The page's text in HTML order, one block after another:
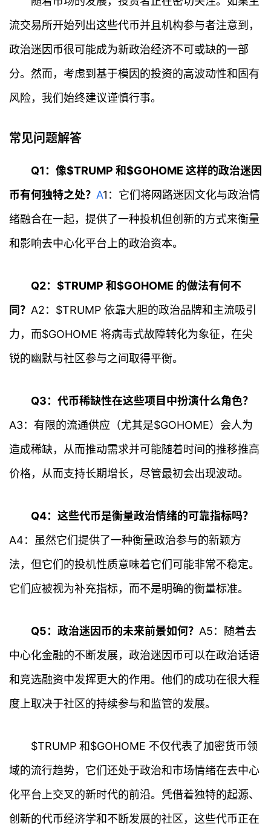
讯
科
流交易所开始列出这些代币并且机构参与者注意到，
政治迷因币很可能成为新政治经济不可或缺的一部
分。然而，考虑到基于模因的投资的高波动性和固有
风险，我们始终建议谨慎行事。
常见问题解答
Q1：像$TRUMP 和$GOHOME 这样的政治迷因
币有何独特之处？ A1：它们将网路迷因文化与政治情
绪融合在一起，提供了一种投机但创新的方式来衡量
和影响去中心化平台上的政治资本。
Q2：$TRUMP 和$GOHOME 的做法有何不
同？ A2：$TRUMP 依靠大胆的政治品牌和主流吸引
力，而$GOHOME 将病毒式故障转化为象征，在尖
锐的幽默与社区参与之间取得平衡。
Q3：代币稀缺性在这些项目中扮演什么角色？
A3：有限的流通供应（尤其是$GOHOME）会人为
造成稀缺，从而推动需求并可能随着时间的推移推高
价格，从而支持长期增长，尽管最初会出现波动。
Q4：这些代币是衡量政治情绪的可靠指标吗？
A4：虽然它们提供了一种衡量政治参与的新颖方
法，但它们的投机性质意味着它们可能非常不稳定。
它们应被视为补充指标，而不是明确的衡量标准。
Q5：政治迷因币的未来前景如何？ A5：随着去
中心化金融的不断发展，政治迷因币可以在政治话语
和竞选融资中发挥更大的作用。他们的成功在很大程
度上取决于社区的持续参与和监管的发展。
$TRUMP 和$GOHOME 不仅代表了加密货币领
域的流行趋势，它们还处于政治和市场情绪在去中心
化平台上交叉的新时代的前沿。凭借着独特的起源、
创新的代币经济学和不断发展的社区，这些代币正在